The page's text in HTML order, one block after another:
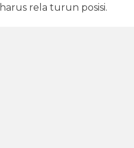
rela turun posisi.